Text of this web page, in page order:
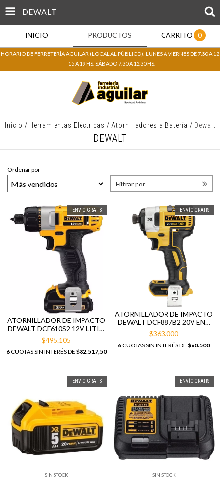
DEWALT
INICIO PRODUCTOS CARRITO 0
HORARIO DE FERRETERÍA AGUILAR (LOCAL AL PÚBLICO): LUNES A VIERNES DE 7.30 A 12
- 15 A 19 HS. SÁBADO 7.30 A 12.30 HS.
Inicio / Herramientas Eléctricas / Atornilladores a Batería / Dewalt
DEWALT
Ordenar por
Filtrar por
ENVÍO GRATIS
ATORNILLADOR DE IMPACTO
DEWALT DCF610S2 12V LITIO
C/BATERIAS Y BOLSO
$495.105
6CUOTAS SIN INTERÉS DE $82.517,50
ENVÍO GRATIS
ATORNILLADOR DE IMPACTO
DEWALT DCF887B2 20V ENC
1/4" BRUSHLESS
$363.000
6CUOTAS SIN INTERÉS DE $60.500
ENVÍO GRATIS
SIN STOCK
ENVÍO GRATIS
SIN STOCK